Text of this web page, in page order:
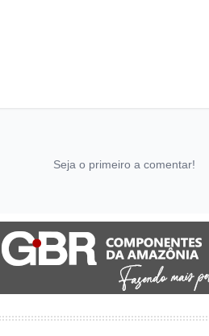
Seja o primeiro a comentar!